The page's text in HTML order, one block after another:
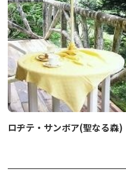
ロヂテ・サンボア(聖なる森)